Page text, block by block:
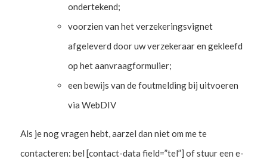
ondertekend;
voorzien van het verzekeringsvignet
afgeleverd door uw verzekeraar en gekleefd
op het aanvraagformulier;
een bewijs van de foutmelding bij uitvoeren
via WebDIV
Als je nog vragen hebt, aarzel dan niet om me te
contacteren: bel [contact-data field=”tel”] of stuur een e-